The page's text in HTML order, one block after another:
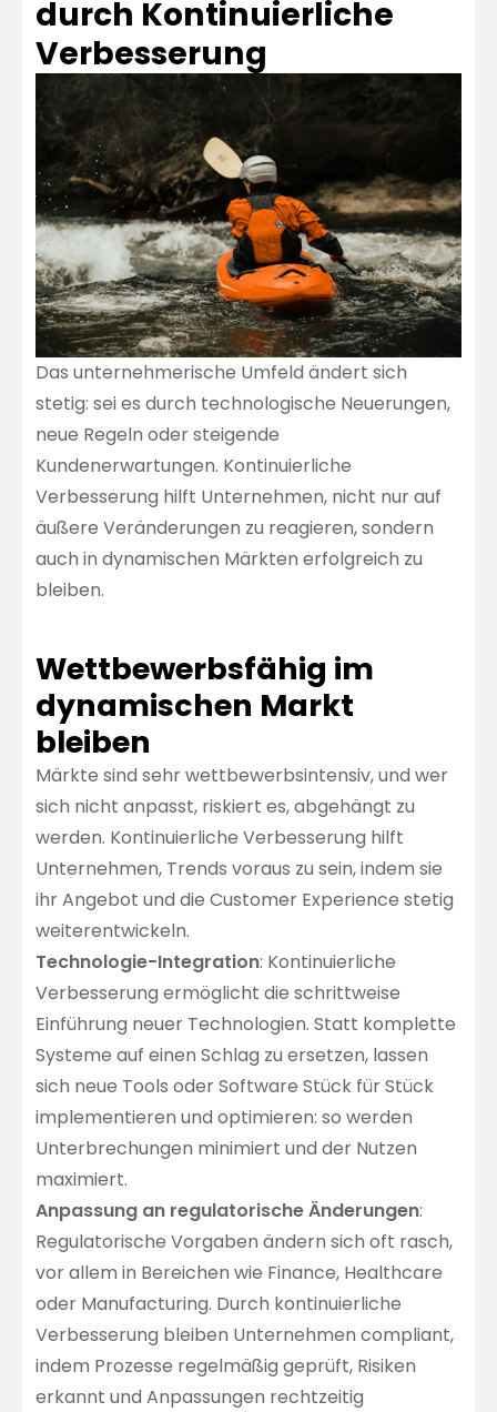
durch Kontinuierliche
Verbesserung
Das unternehmerische Umfeld ändert sich
stetig: sei es durch technologische Neuerungen,
neue Regeln oder steigende
Kundenerwartungen. Kontinuierliche
Verbesserung hilft Unternehmen, nicht nur auf
äußere Veränderungen zu reagieren, sondern
auch in dynamischen Märkten erfolgreich zu
bleiben.
Wettbewerbsfähig im
dynamischen Markt
bleiben
Märkte sind sehr wettbewerbsintensiv, und wer
sich nicht anpasst, riskiert es, abgehängt zu
werden. Kontinuierliche Verbesserung hilft
Unternehmen, Trends voraus zu sein, indem sie
ihr Angebot und die Customer Experience stetig
weiterentwickeln.
Technologie-Integration: Kontinuierliche
Verbesserung ermöglicht die schrittweise
Einführung neuer Technologien. Statt komplette
Systeme auf einen Schlag zu ersetzen, lassen
sich neue Tools oder Software Stück für Stück
implementieren und optimieren: so werden
Unterbrechungen minimiert und der Nutzen
maximiert.
Anpassung an regulatorische Änderungen:
Regulatorische Vorgaben ändern sich oft rasch,
vor allem in Bereichen wie Finance, Healthcare
oder Manufacturing. Durch kontinuierliche
Verbesserung bleiben Unternehmen compliant,
indem Prozesse regelmäßig geprüft, Risiken
erkannt und Anpassungen rechtzeitig